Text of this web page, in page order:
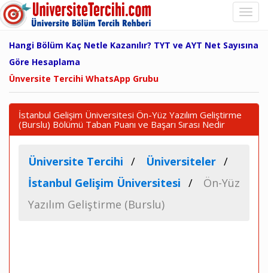
Hangi Bölüm Kaç Netle Kazanılır? TYT ve AYT Net Sayısına
Göre Hesaplama
Ünversite Tercihi WhatsApp Grubu
İstanbul Gelişim Üniversitesi Ön-Yüz Yazılım Geliştirme
(Burslu) Bölümü Taban Puanı ve Başarı Sırası Nedir
Üniversite Tercihi
Üniversiteler
İstanbul Gelişim Üniversitesi
Ön-Yüz
Yazılım Geliştirme (Burslu)